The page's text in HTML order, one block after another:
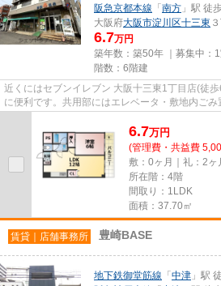
阪急京都本線 「 南方 」駅 徒
大阪府大阪市淀川区十三東
6.7万円
築年数：築50年 ｜募集中：
階数：6階建
近くにはセブンイレブン 大阪十三東1丁目店(徒
に便利です。共用部にはエレベータ・敷地内ご
6.7万円
(管理費・共益費
敷：0ヶ月｜礼：2ヶ
所在階：4階
間取り：1LDK
面積：37.70㎡
賃貸｜店舗事務所 豊崎BASE
地下鉄御堂筋線 「 中津 」駅